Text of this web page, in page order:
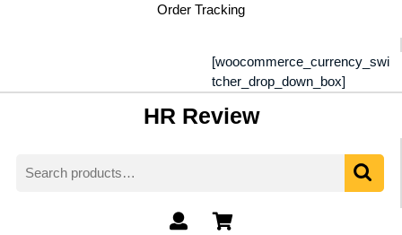
Order Tracking
[woocommerce_currency_swi
tcher_drop_down_box]
HR Review
for:
My
shopping